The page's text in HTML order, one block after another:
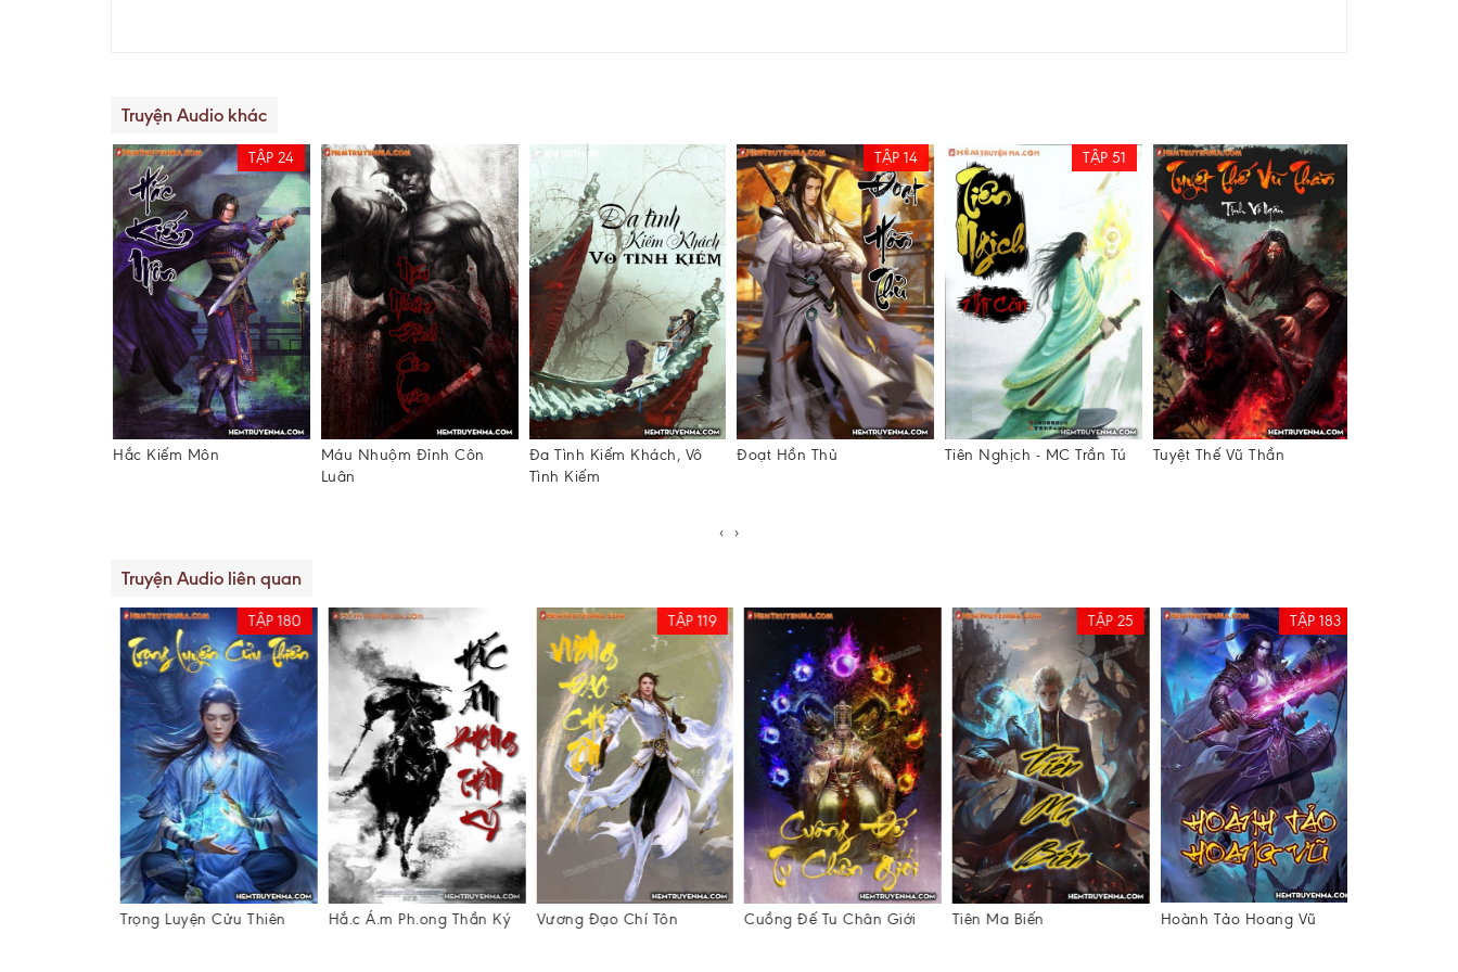
Truyện Audio khác
TẬP 24
Hắc Kiếm Môn
Máu Nhuộm Đỉnh Côn
Luân
Đa Tình Kiếm Khách, Vô
Tình Kiếm
TẬP 14
Đoạt Hồn Thủ
TẬP 51
Tiên Nghịch - MC Trần Tú Tuyệt Thế Vũ Thần
‹ ›
Truyện Audio liên quan
TẬP 180
Trọng Luyện Cửu Thiên Hắ.c Á.m Ph.ong Thần Ký
TẬP 119
Vương Đạo Chí Tôn Cuồng Đế Tu Chân Giới
TẬP 25
Tiên Ma Biến
TẬP 183
Hoành Tảo Hoang Vũ